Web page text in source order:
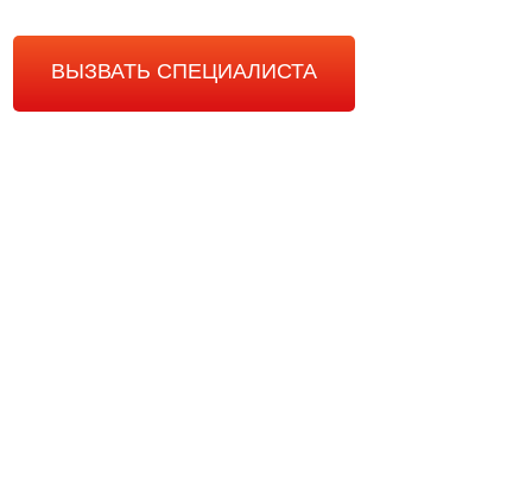
ВЫЗВАТЬ СПЕЦИАЛИСТА